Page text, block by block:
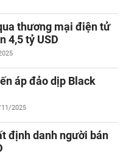
thương mại điện tử
4,5 tỷ USD
áp đảo dịp Black
2025
định danh người bán